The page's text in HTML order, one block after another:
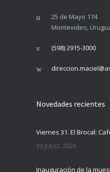
25 de Mayo 174
Montevideo,
(598) 2915-3000
Novedades recientes
Viernes 31. El Brocal:
30 JULIO, 2026